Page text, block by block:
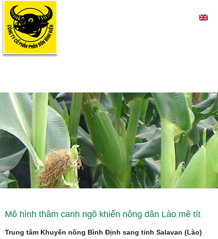
Mô hình thâm canh ngô khiến nông dân Lào mê tít
Trung tâm Khuyến nông Bình Định sang tỉnh Salavan (Lào)